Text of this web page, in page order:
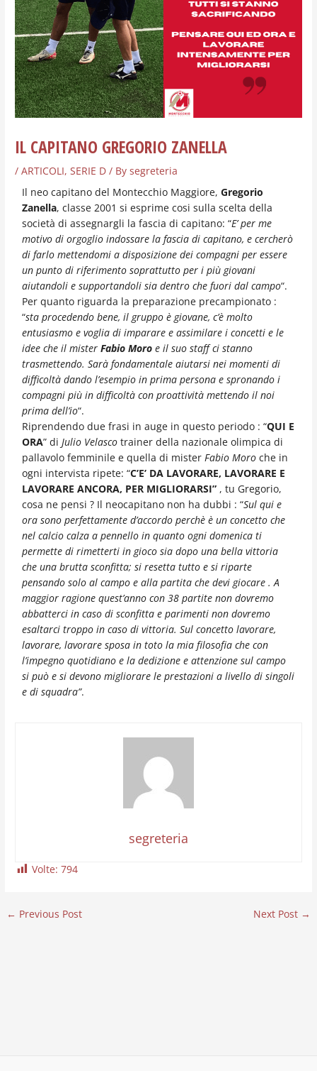
IL CAPITANO GREGORIO ZANELLA
/ARTICOLI,SERIE D / Bysegreteria
Il neo capitano del Montecchio Maggiore,Gregorio
Zanella, classe 2001 si esprime cosi sulla scelta della
società di assegnargli la fascia di capitano: “E’ per me
motivo di orgoglio indossare la fascia di capitano, e cercherò
di farlo mettendomi a disposizione dei compagni per essere
un punto di riferimento soprattutto per i più giovani
aiutandoli e supportandoli sia dentro che fuori dal campo“.
Per quanto riguarda la preparazione precampionato :
“sta procedendo bene, il gruppo è giovane, c’è molto
entusiasmo e voglia di imparare e assimilare i concetti e le
idee che il misterFabio Moro e il suo staff ci stanno
trasmettendo. Sarà fondamentale aiutarsi nei momenti di
difficoltà dando l’esempio in prima persona e spronando i
compagni più in difficoltà con proattività mettendo il noi
prima dell’io“.
Riprendendo due frasi in auge in questo periodo : “QUI E
ORA” diJulio Velasco trainer della nazionale olimpica di
pallavolo femminile e quella di misterFabio Moroche in
ogni intervista ripete: “C’E’ DA LAVORARE, LAVORARE E
LAVORARE ANCORA, PER MIGLIORARSI” , tu Gregorio,
cosa ne pensi ? Il neocapitano non ha dubbi : “Sul qui e
ora sono perfettamente d’accordo perchè è un concetto che
nel calcio calza a pennello in quanto ogni domenica ti
permette di rimetterti in gioco sia dopo una bella vittoria
che una brutta sconfitta; si resetta tutto e si riparte
pensando solo al campo e alla partita che devi giocare . A
maggior ragione quest’anno con 38 partite non dovremo
abbatterci in caso di sconfitta e parimenti non dovremo
esaltarci troppo in caso di vittoria. Sul concetto lavorare,
lavorare, lavorare sposa in toto la mia filosofia che con
l’impegno quotidiano e la dedizione e attenzione sul campo
si può e si devono migliorare le prestazioni a livello di singoli
e di squadra”.
segreteria
Volte: 794
← Previous Post Next Post →